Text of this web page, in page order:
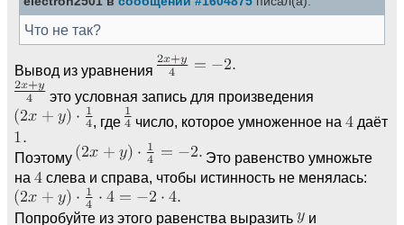
Что не так?
Вывод из уравнения
это условная запись для произведения
, где
число, которое умноженное на даёт
Поэтому
Это равенство умножьте
на
слева и справа, чтобы истинность не менялась:
Попробуйте из этого равенства выразить и